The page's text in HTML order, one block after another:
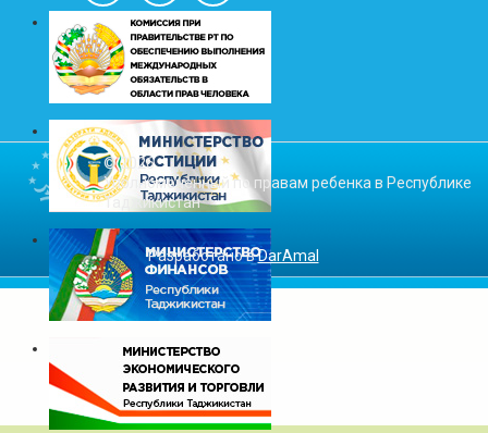
© 2026
Уполномоченный по правам ребенка в Республике
Таджикистан
Разработано вDarAmal